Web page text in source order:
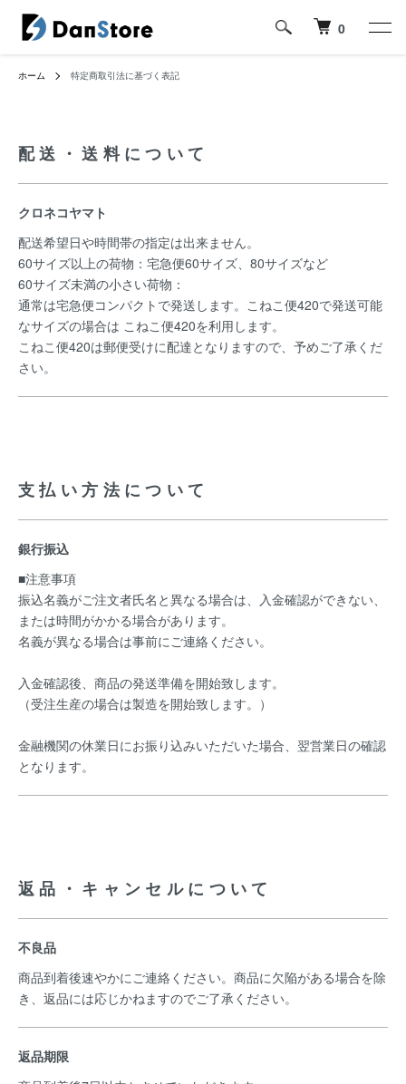
0
ホーム 特定商取引法に基づく表記
配送・送料について
クロネコヤマト
配送希望日や時間帯の指定は出来ません。
60サイズ以上の荷物：宅急便60サイズ、80サイズなど
60サイズ未満の小さい荷物：
通常は宅急便コンパクトで発送します。こねこ便420で発送可能
なサイズの場合は こねこ便420を利用します。
こねこ便420は郵便受けに配達となりますので、予めご了承くだ
さい。
支払い方法について
銀行振込
■注意事項
振込名義がご注文者氏名と異なる場合は、入金確認ができない、
または時間がかかる場合があります。
名義が異なる場合は事前にご連絡ください。
入金確認後、商品の発送準備を開始致します。
（受注生産の場合は製造を開始致します。）
金融機関の休業日にお振り込みいただいた場合、翌営業日の確認
となります。
返品・キャンセルについて
不良品
商品到着後速やかにご連絡ください。商品に欠陥がある場合を除
き、返品には応じかねますのでご了承ください。
返品期限